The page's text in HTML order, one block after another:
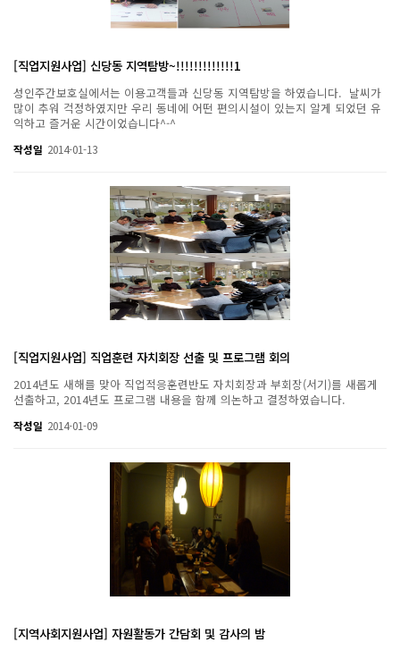
[직업지원사업] 신당동 지역탐방~!!!!!!!!!!!!!1
성인주간보호실에서는 이용고객들과 신당동 지역탐방을 하였습니다. 날씨가
많이 추워 걱정하였지만 우리 동네에 어떤 편의시설이 있는지 알게 되었던 유
익하고 즐거운 시간이었습니다^-^
작성일 2014-01-13
[직업지원사업] 직업훈련 자치회장 선출 및 프로그램 회의
2014년도 새해를 맞아 직업적응훈련반도 자치회장과 부회장(서기)를 새롭게
선출하고, 2014년도 프로그램 내용을 함께 의논하고 결정하였습니다.
작성일 2014-01-09
[지역사회지원사업] 자원활동가 간담회 및 감사의 밤